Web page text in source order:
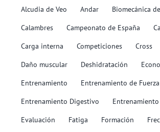
Alcudia de Veo
Andar
Biomecánica
Calambres
Campeonato de España
Carga interna
Competiciones
Cross
Daño muscular
Deshidratación
Entrenamiento
Entrenamiento de Fuerza
Entrenamiento Digestivo
Evaluación
Fatiga Formación